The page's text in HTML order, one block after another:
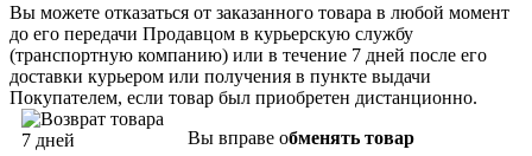
Вы можете отказаться от заказанного товара в любой момент
до его передачи Продавцом в курьерскую службу
(транспортную компанию) или в течение 7 дней после его
доставки курьером или получения в пункте выдачи
Покупателем, если товар был приобретен дистанционно.
Вы вправе обменять товар